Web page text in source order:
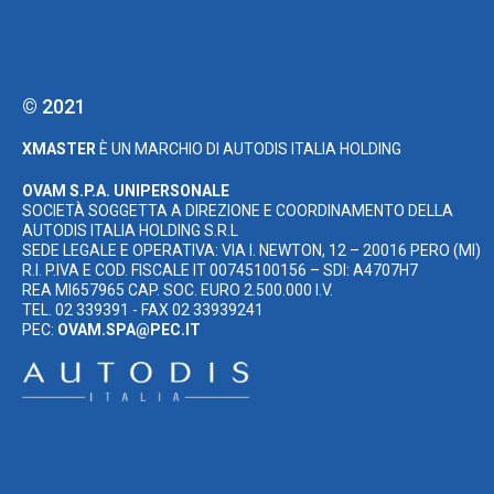
© 2021
XMASTER È UN MARCHIO DI AUTODIS ITALIA HOLDING
OVAM S.P.A. UNIPERSONALE
SOCIETÀ SOGGETTA A DIREZIONE E COORDINAMENTO DELLA
AUTODIS ITALIA HOLDING S.R.L
SEDE LEGALE E OPERATIVA: VIA I. NEWTON, 12 – 20016 PERO (MI)
R.I. P.IVA E COD. FISCALE IT 00745100156 – SDI: A4707H7
REA MI657965 CAP. SOC. EURO 2.500.000 I.V.
TEL. 02 339391 - FAX 02 33939241
PEC: OVAM.SPA@PEC.IT